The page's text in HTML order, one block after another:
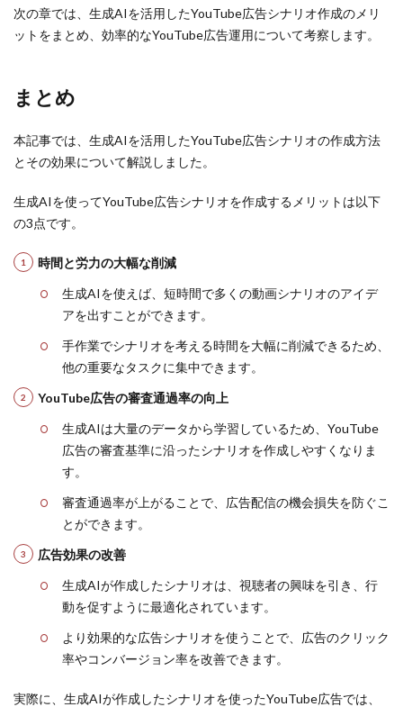
次の章では、生成AIを活用したYouTube広告シナリオ作成のメリ
ットをまとめ、効率的なYouTube広告運用について考察します。
まとめ
本記事では、生成AIを活用したYouTube広告シナリオの作成方法
とその効果について解説しました。
生成AIを使ってYouTube広告シナリオを作成するメリットは以下
の3点です。
時間と労力の大幅な削減
生成AIを使えば、短時間で多くの動画シナリオのアイデ
アを出すことができます。
手作業でシナリオを考える時間を大幅に削減できるため、
他の重要なタスクに集中できます。
YouTube広告の審査通過率の向上
生成AIは大量のデータから学習しているため、YouTube
広告の審査基準に沿ったシナリオを作成しやすくなりま
す。
審査通過率が上がることで、広告配信の機会損失を防ぐこ
とができます。
広告効果の改善
生成AIが作成したシナリオは、視聴者の興味を引き、行
動を促すように最適化されています。
より効果的な広告シナリオを使うことで、広告のクリック
率やコンバージョン率を改善できます。
実際に、生成AIが作成したシナリオを使ったYouTube広告では、